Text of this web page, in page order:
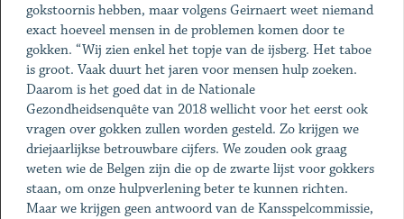
gokstoornis hebben, maar volgens Geirnaert weet niemand
exact hoeveel mensen in de problemen komen door te
gokken. “Wij zien enkel het topje van de ijsberg. Het taboe
is groot. Vaak duurt het jaren voor mensen hulp zoeken.
Daarom is het goed dat in de Nationale
Gezondheidsenquête van 2018 wellicht voor het eerst ook
vragen over gokken zullen worden gesteld. Zo krijgen we
driejaarlijkse betrouwbare cijfers. We zouden ook graag
weten wie de Belgen zijn die op de zwarte lijst voor gokkers
staan, om onze hulpverlening beter te kunnen richten.
Maar we krijgen geen antwoord van de Kansspelcommissie,